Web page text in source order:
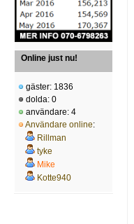
Online just nu!
gäster: 1836
dolda: 0
användare: 4
Användare online:
Rillman
tyke
Mike
Kotte940